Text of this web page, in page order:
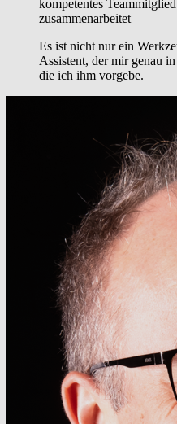
kompetentes
zusammenarbeitet
Es ist nicht nur ein
Assistent, der mir genau
die ich ihm vorgebe.